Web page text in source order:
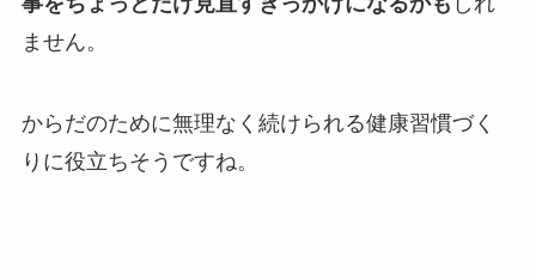
ません。
からだのために無理なく続けられる健康習慣づく
りに役立ちそうですね。